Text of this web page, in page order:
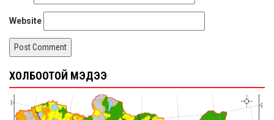
Website
ХОЛБООТОЙ МЭДЭЭ